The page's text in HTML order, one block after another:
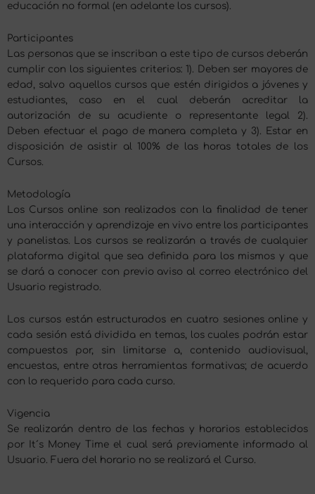
educación no formal (en adelante los cursos).
Participantes
Las personas que se inscriban a este tipo de cursos deberán
cumplir con los siguientes criterios: 1). Deben ser mayores de
edad, salvo aquellos cursos que estén dirigidos a jóvenes y
estudiantes, caso en el cual deberán acreditar la
autorización de su acudiente o representante legal 2).
Deben efectuar el pago de manera completa y 3). Estar en
disposición de asistir al 100% de las horas totales de los
Cursos.
Metodología
Los Cursos online son realizados con la finalidad de tener
una interacción y aprendizaje en vivo entre los participantes
y panelistas. Los cursos se realizarán a través de cualquier
plataforma digital que sea definida para los mismos y que
se dará a conocer con previo aviso al correo electrónico del
Usuario registrado.
Los cursos están estructurados en cuatro sesiones online y
cada sesión está dividida en temas, los cuales podrán estar
compuestos por, sin limitarse a, contenido audiovisual,
encuestas, entre otras herramientas formativas; de acuerdo
con lo requerido para cada curso.
Vigencia
Se realizarán dentro de las fechas y horarios establecidos
por It´s Money Time el cual será previamente informado al
Usuario. Fuera del horario no se realizará el Curso.